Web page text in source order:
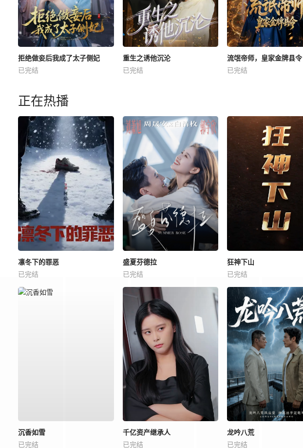
拒绝做妾后我成了太子侧妃
已完结
重生之诱他沉沦
已完结
流氓帝师，皇家金牌县令
已完结
正在热播
凛冬下的罪恶
已完结
盛夏芬德拉
已完结
狂神下山
已完结
沉香如雪
已完结
千亿资产继承人
已完结
龙吟八荒
已完结